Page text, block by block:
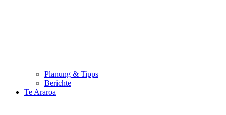
Planung & Tipps
Berichte
Te Araroa